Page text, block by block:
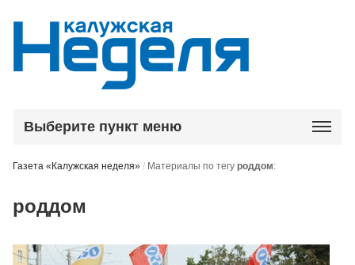
Выберите пункт меню
Газета «Калужская неделя» / Материалы по тегуроддом:
роддом